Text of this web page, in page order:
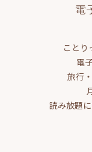
電
ことり
電
旅行
読み放題